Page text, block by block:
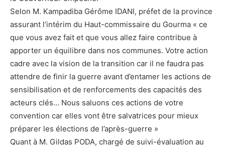
Selon M. Kampadiba Gérôme IDANI, préfet de la province
assurant l’intérim du Haut-commissaire du Gourma « ce
que vous avez fait et que vous allez faire contribue à
apporter un équilibre dans nos communes. Votre action
cadre avec la vision de la transition car il ne faudra pas
attendre de finir la guerre avant d’entamer les actions de
sensibilisation et de renforcements des capacités des
acteurs clés… Nous saluons ces actions de votre
convention car elles vont être salvatrices pour mieux
préparer les élections de l’après-guerre »
Quant à M. Gildas PODA, chargé de suivi-évaluation au